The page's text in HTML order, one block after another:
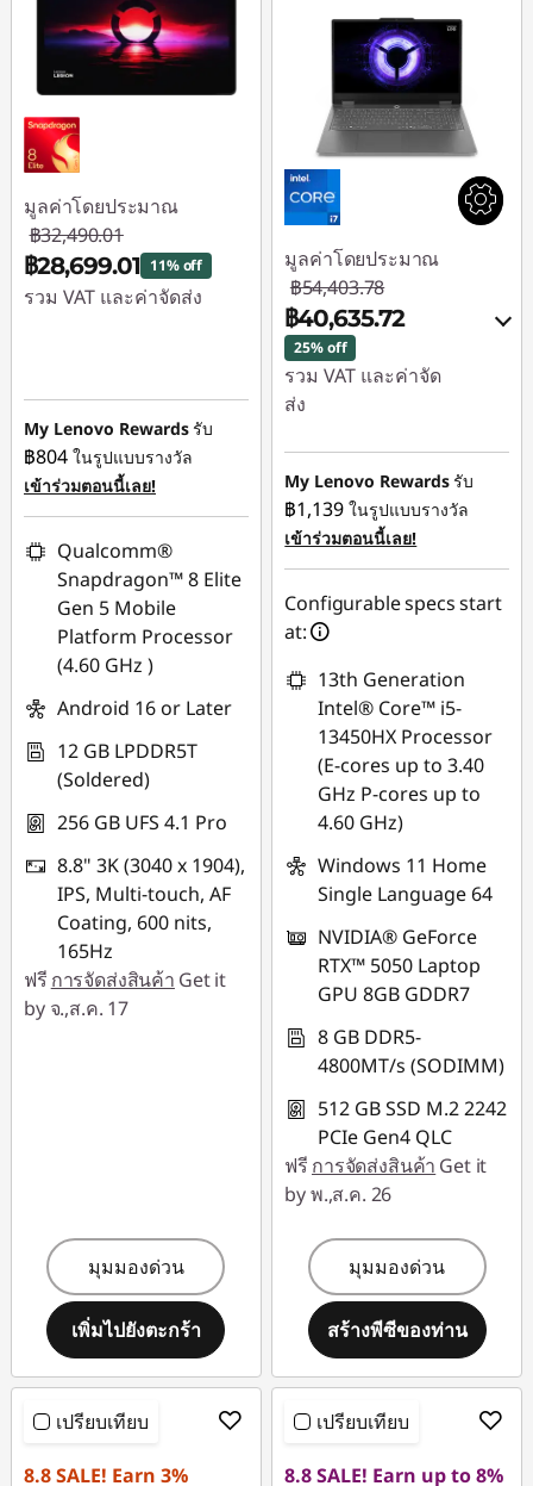
มูลค่าโดยประมาณ
฿32,490.01
฿28,699.01 11% off
รวม VAT และค่าจัดส่ง
My Lenovo Rewardsรับ
฿804 ในรูปแบบรางวัล
เข้าร่วมตอนนี้เลย!
Qualcomm®
Snapdragon™ 8 Elite
Gen 5 Mobile
Platform Processor
(4.60 GHz )
Android 16 or Later
12 GB LPDDR5T
(Soldered)
256 GB UFS 4.1 Pro
8.8" 3K (3040 x 1904),
IPS, Multi-touch, AF
Coating, 600 nits,
165Hz
ฟรี การจัดส่งสินค้า Get it
by จ.,ส.ค. 17
มุมมองด่วน
เพิ่มไปยังตะกร้า
มูลค่าโดยประมาณ
฿54,403.78
฿40,635.72
25% off
รวม VAT และค่าจัด
ส่ง
ประหยัดทันที :-
฿13,399.93
หรือ
eCoupon :
฿13,768.06
combined
ใช้ eCoupon :
MIDNIGHT
My Lenovo Rewardsรับ
฿1,139 ในรูปแบบรางวัล
เข้าร่วมตอนนี้เลย!
Configurable specs start
at:
13th Generation
Intel® Core™ i5-
13450HX Processor
(E-cores up to 3.40
GHz P-cores up to
4.60 GHz)
Windows 11 Home
Single Language 64
NVIDIA® GeForce
RTX™ 5050 Laptop
GPU 8GB GDDR7
8 GB DDR5-
4800MT/s (SODIMM)
512 GB SSD M.2 2242
PCIe Gen4 QLC
ฟรี การจัดส่งสินค้า Get it
by พ.,ส.ค. 26
มุมมองด่วน
สร้างพีซีของท่าน
เปรียบเทียบ
8.8 SALE! Earn 3%
เปรียบเทียบ
8.8 SALE! Earn up to 8%